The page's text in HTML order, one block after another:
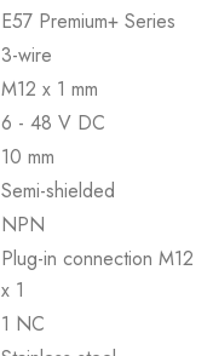
E57 Premium+ Series
3-wire
M12 x 1 mm
6 - 48 V DC
10 mm
Semi-shielded
NPN
Plug-in connection M12
x 1
1 NC